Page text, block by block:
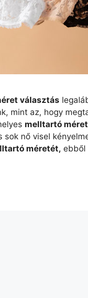
választás
mint az, hogy
melltartó méret
sok nő visel
méretét, ebből